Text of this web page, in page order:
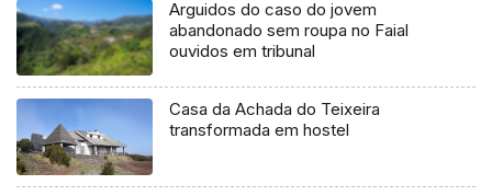
Arguidos do caso do jovem
abandonado sem roupa no Faial
ouvidos em tribunal
Casa da Achada do Teixeira
transformada em hostel